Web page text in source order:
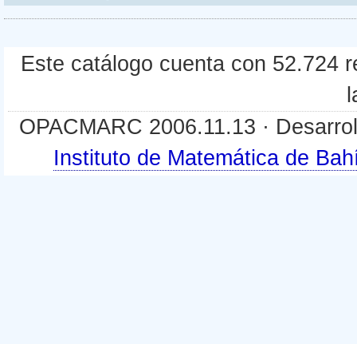
Este catálogo cuenta con 52.724
OPACMARC 2006.11.13 ·
Instituto de Matemática de